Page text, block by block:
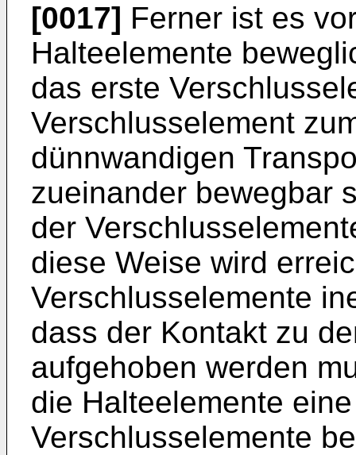
[0017] Ferner ist es
Halteelemente
das erste
Verschlusselement
dünnwandigen
zueinander bewegbar
der
diese Weise wird
Verschlusselemente
dass der Kontakt zu
aufgehoben werden
die Halteelemente
Verschlusselemente